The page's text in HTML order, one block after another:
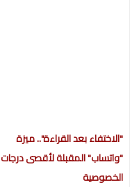
"الاختفاء بعد القراءة".. ميزة
"واتساب" المقبلة لأقصى درجات
الخصوصية